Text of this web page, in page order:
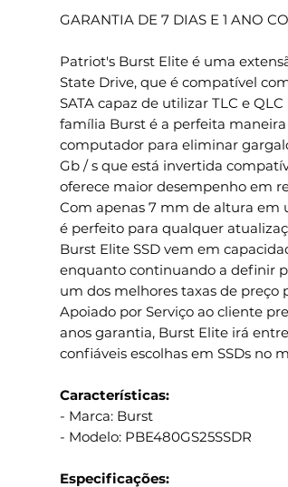
GARANTIA DE 7 DIAS E 1 ANO
Patriot's Burst Elite é uma
State Drive, que é compatível
SATA capaz de utilizar TLC e
família Burst é a perfeita
computador para eliminar
Gb / s que está invertida
oferece maior desempenho em
Com apenas 7 mm de altura em
é perfeito para qualquer
Burst Elite SSD vem em
enquanto continuando a definir
um dos melhores taxas de preço
Apoiado por Serviço ao cliente
anos garantia, Burst Elite irá
confiáveis escolhas em SSDs no
Características:
- Marca: Burst
- Modelo: PBE480GS25SSDR
Especificações: